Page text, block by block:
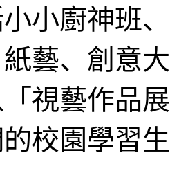
小廚神班
藝、創意
視藝作品
校園學習